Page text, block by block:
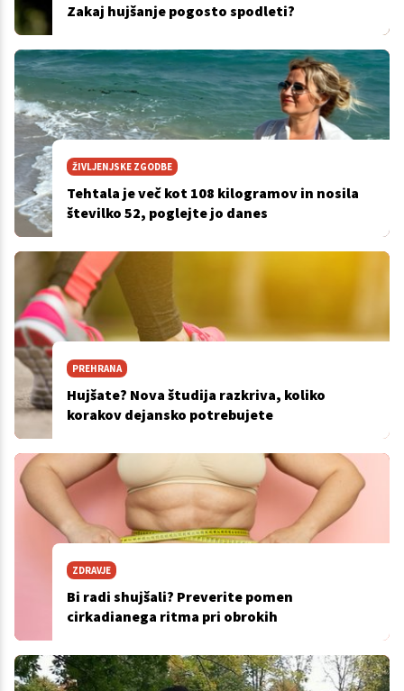
Zakaj hujšanje pogosto spodleti?
ŽIVLJENJSKE ZGODBE
Tehtala je več kot 108 kilogramov in nosila
številko 52, poglejte jo danes
PREHRANA
Hujšate? Nova študija razkriva, koliko
korakov dejansko potrebujete
ZDRAVJE
Bi radi shujšali? Preverite pomen
cirkadianega ritma pri obrokih